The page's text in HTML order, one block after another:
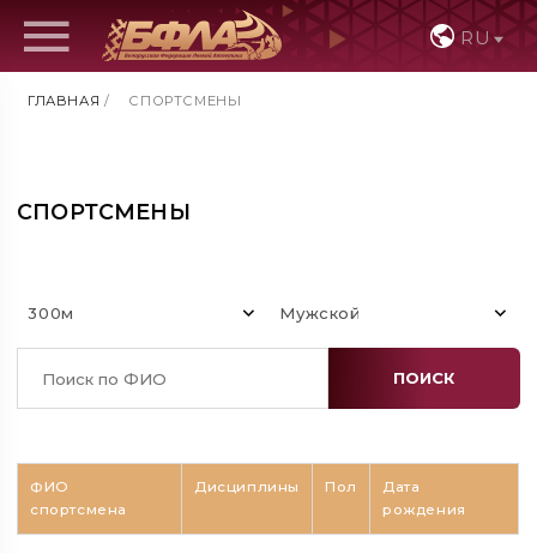
RU
ГЛАВНАЯ / СПОРТСМЕНЫ
СПОРТСМЕНЫ
300м Мужской
ПОИСК
ФИО
спортсмена
Дисциплины Пол
Дата
рождения